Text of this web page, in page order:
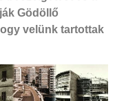
Gödöllő
velünk tartottak